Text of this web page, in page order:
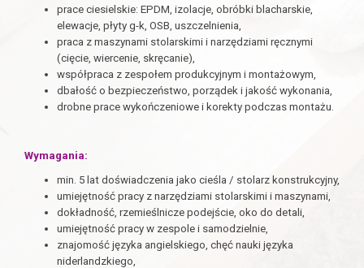
prace ciesielskie: EPDM, izolacje, obróbki blacharskie,
elewacje, płyty g-k, OSB, uszczelnienia,
praca z maszynami stolarskimi i narzędziami ręcznymi
(cięcie, wiercenie, skręcanie),
współpraca z zespołem produkcyjnym i montażowym,
dbałość o bezpieczeństwo, porządek i jakość wykonania,
drobne prace wykończeniowe i korekty podczas montażu.
Wymagania:
min. 5 lat doświadczenia jako cieśla / stolarz konstrukcyjny,
umiejętność pracy z narzędziami stolarskimi i maszynami,
dokładność, rzemieślnicze podejście, oko do detali,
umiejętność pracy w zespole i samodzielnie,
znajomość języka angielskiego, chęć nauki języka
niderlandzkiego,